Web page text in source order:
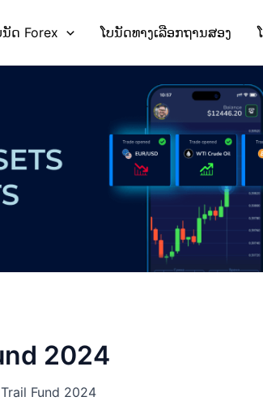
ນັດ Forex ໂບນັດທາງເລືອກຖານສອງ
2024
Fund 2024